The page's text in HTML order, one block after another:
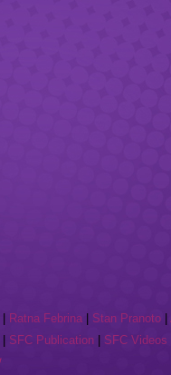
Ratna Febrina Stan Pranoto
SFC Publication| SFC Videos